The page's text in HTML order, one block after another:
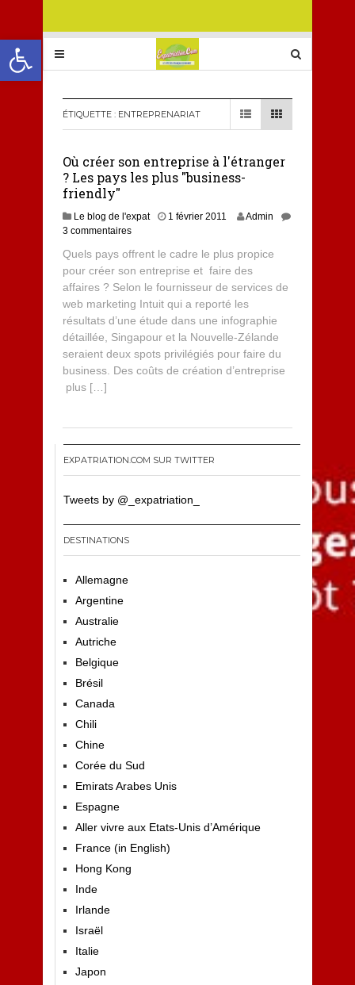
Ouvrir la barre d’outils
ÉTIQUETTE : ENTREPRENARIAT
Où créer son entreprise à l'étranger
? Les pays les plus "business-
friendly"
Le blog de l'expat 1 février 2011
Admin
3 commentaires
Quels pays offrent le cadre le plus propice
pour créer son entreprise et faire des
affaires ? Selon le fournisseur de services de
web marketing Intuit qui a reporté les
résultats d’une étude dans une infographie
détaillée, Singapour et la Nouvelle-Zélande
seraient deux spots privilégiés pour faire du
business. Des coûts de création d’entreprise
plus […]
EXPATRIATION.COM SUR TWITTER
Tweets by @_expatriation_
DESTINATIONS
Allemagne
Argentine
Australie
Autriche
Belgique
Brésil
Canada
Chili
Chine
Corée du Sud
Emirats Arabes Unis
Espagne
Aller vivre aux Etats-Unis d’Amérique
France (in English)
Hong Kong
Inde
Irlande
Israël
Italie
Japon